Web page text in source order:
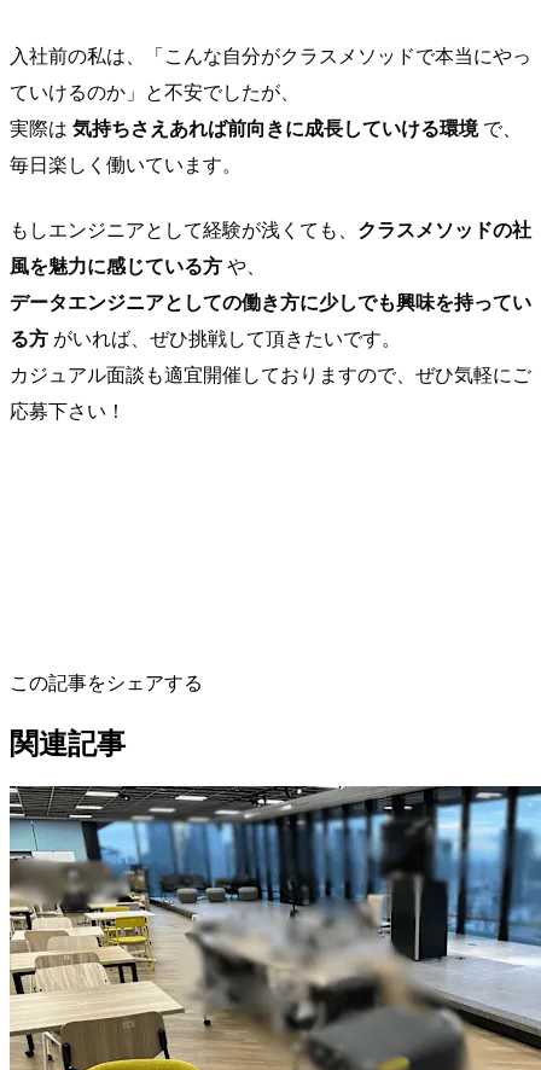
入社前の私は、「こんな自分がクラスメソッドで本当にやっ
ていけるのか」と不安でしたが、
実際は 気持ちさえあれば前向きに成長していける環境で、
毎日楽しく働いています。
もしエンジニアとして経験が浅くても、 クラスメソッドの社
風を魅力に感じている方や、
データエンジニアとしての働き方に少しでも興味を持ってい
る方 がいれば、ぜひ挑戦して頂きたいです。
カジュアル面談も適宜開催しておりますので、ぜひ気軽にご
応募下さい！
この記事をシェアする
関連記事